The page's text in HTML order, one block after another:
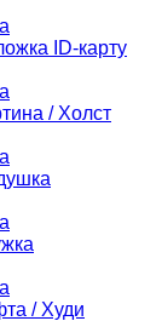
ID-карту
/ Холст
/ Худи